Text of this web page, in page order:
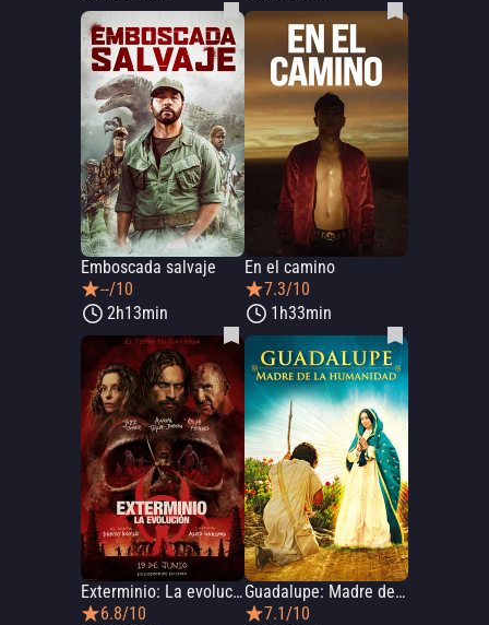
Emboscada salvaje
--/10
2h13min
En el camino
7.3/10
1h33min
Exterminio: La evolución
6.8/10
Guadalupe: Madre de la humanidad
7.1/10